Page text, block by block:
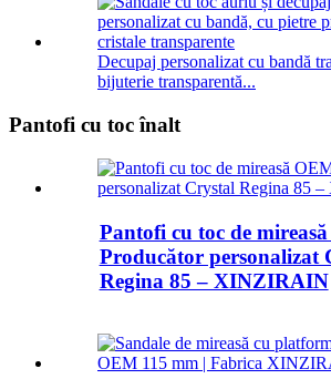
Decupaj personalizat cu bandă
bijuterie transparentă...
Pantofi cu toc înalt
Pantofi cu toc de
Producător personalizat
Regina 85 – XINZIRAIN